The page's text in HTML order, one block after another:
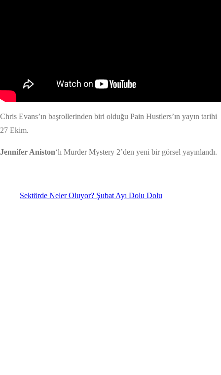
Chris Evans’ın başrollerinden biri olduğu Pain Hustlers’ın yayın tarihi
27 Ekim.
Jennifer Aniston‘lı Murder Mystery 2’den yeni bir görsel yayınlandı.
Sektörde Neler Oluyor? Şubat Ayı Dolu Dolu